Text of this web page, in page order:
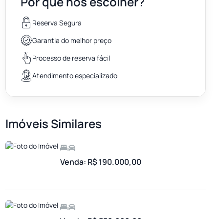
Reserva Segura
Garantia do melhor preço
Processo de reserva fácil
Atendimento especializado
Imóveis Similares
Venda: R$ 190.000,00